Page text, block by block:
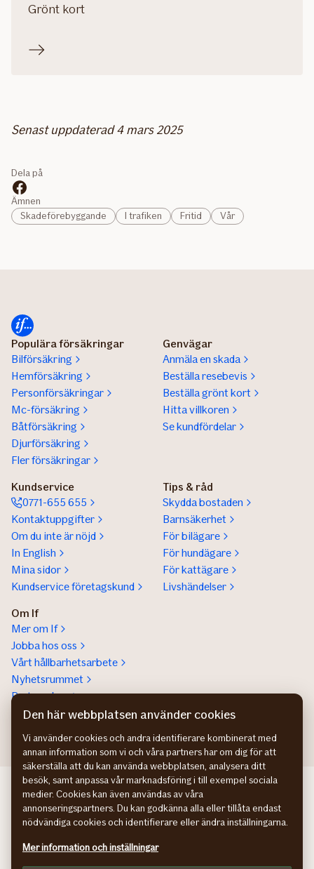
Grönt kort
Senast uppdaterad 4 mars 2025
Dela på
Ämnen
Skadeförebyggande
I trafiken Fritid Vår
Populära försäkringar
Bilförsäkring
Hemförsäkring
Personförsäkringar
Mc-försäkring
Båtförsäkring
Djurförsäkring
Fler försäkringar
Genvägar
Anmäla en skada
Beställa resebevis
Beställa grönt kort
Hitta villkoren
Se kundfördelar
Kundservice
0771-655 655
Kontaktuppgifter
Om du inte är nöjd
In English
Mina sidor
Kundservice företagskund
Tips & råd
Skydda bostaden
Barnsäkerhet
För bilägare
För hundägare
För kattägare
Livshändelser
Om If
Mer om If
Jobba hos oss
Vårt hållbarhetsarbete
Nyhetsrummet
Partnerskap
Help a lot award
If Skadeforsikring NO
If Skadeforsikring DK
If Vahinkovakuutus FI
Information om tillgänglighet
Den här webbplatsen använder cookies
Vi använder cookies och andra identifierare kombinerat med
annan information som vi och våra partners har om dig för att
säkerställa att du kan använda webbplatsen, analysera ditt
besök, samt anpassa vår marknadsföring i till exempel sociala
medier. Cookies kan även användas av våra
annonseringspartners. Du kan godkänna alla eller tillåta endast
nödvändiga cookies och identifierare eller ändra inställningarna.
Mer information och inställningar